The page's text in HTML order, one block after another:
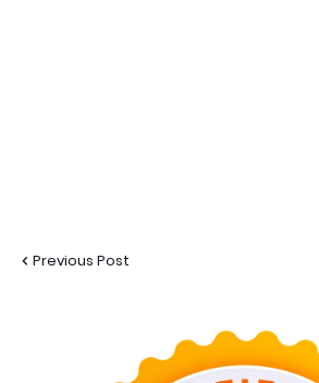
Previous Post